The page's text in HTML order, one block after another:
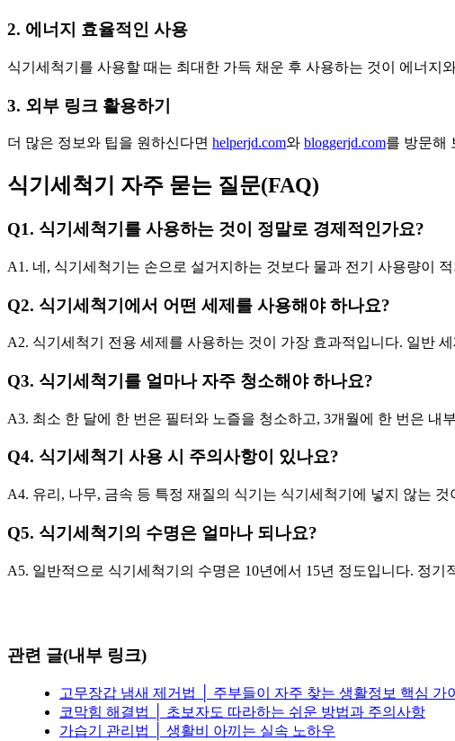
2. 에너지 효율적인 사용
식기세척기를 사용할 때는 최대한 가득 채운 후 사용하는 것이 에너
3. 외부 링크 활용하기
더 많은 정보와 팁을 원하신다면 helperjd.com와 bloggerjd.com를 방문해
식기세척기 자주 묻는 질문(FAQ)
Q1. 식기세척기를 사용하는 것이 정말로 경제적인가요?
A1. 네, 식기세척기는 손으로 설거지하는 것보다 물과 전기 사용량이
Q2. 식기세척기에서 어떤 세제를 사용해야 하나요?
A2. 식기세척기 전용 세제를 사용하는 것이 가장 효과적입니다. 일반
Q3. 식기세척기를 얼마나 자주 청소해야 하나요?
A3. 최소 한 달에 한 번은 필터와 노즐을 청소하고, 3개월에 한 번은 내
Q4. 식기세척기 사용 시 주의사항이 있나요?
A4. 유리, 나무, 금속 등 특정 재질의 식기는 식기세척기에 넣지 않는
Q5. 식기세척기의 수명은 얼마나 되나요?
A5. 일반적으로 식기세척기의 수명은 10년에서 15년 정도입니다. 정
관련 글(내부 링크)
고무장갑 냄새 제거법 │ 주부들이 자주 찾는 생활정보 핵심 가
코막힘 해결법 │ 초보자도 따라하는 쉬운 방법과 주의사항
가습기 관리법 │ 생활비 아끼는 실속 노하우